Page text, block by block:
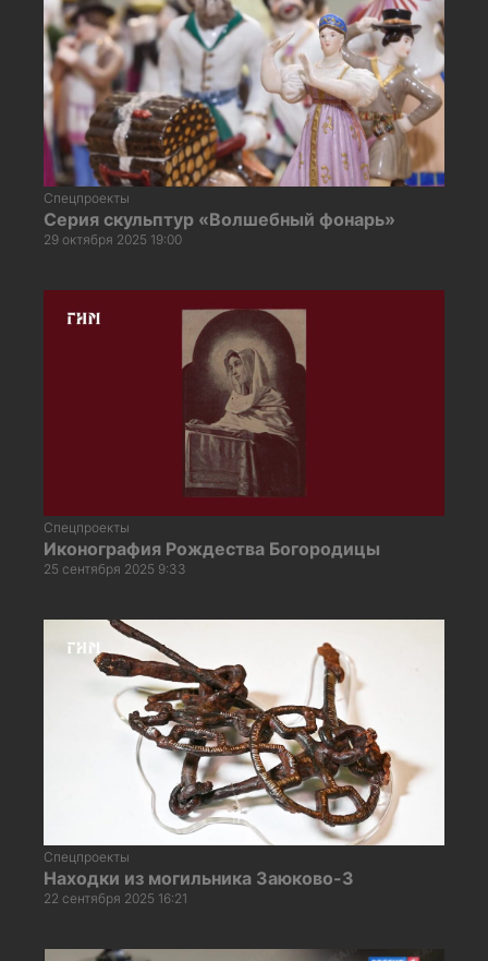
Спецпроекты
Серия скульптур «Волшебный фонарь»
29 октября 2025 19:00
Спецпроекты
Иконография Рождества Богородицы
25 сентября 2025 9:33
Спецпроекты
Находки из могильника Заюково-3
22 сентября 2025 16:21